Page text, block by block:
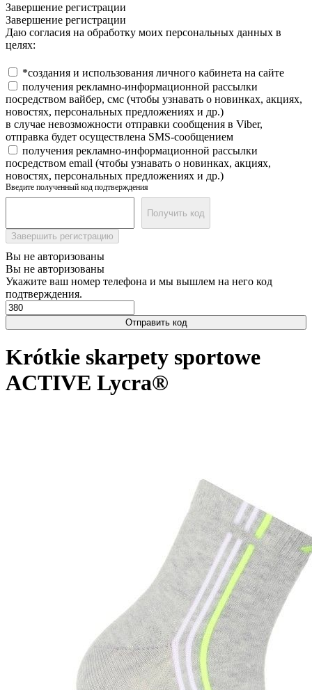
Завершение регистрации
Завершение регистрации
Даю согласия на обработку моих персональных данных в
целях:
*создания и использования личного кабинета на сайте
получения рекламно-информационной рассылки
посредством вайбер, смс (чтобы узнавать о новинках, акциях,
новостях, персональных предложениях и др.)
в случае невозможности отправки сообщения в Viber,
отправка будет осуществлена SMS-сообщением
получения рекламно-информационной рассылки
посредством email (чтобы узнавать о новинках, акциях,
новостях, персональных предложениях и др.)
Введите полученный код подтверждения
Получить код
Завершить регистрацию
Вы не авторизованы
Вы не авторизованы
Укажите ваш номер телефона и мы вышлем на него код
подтверждения.
Отправить код
Krótkie skarpety sportowe
ACTIVE Lycra®